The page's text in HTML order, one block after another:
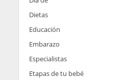
Dietas
Educación
Embarazo
Especialistas
Etapas de tu bebé